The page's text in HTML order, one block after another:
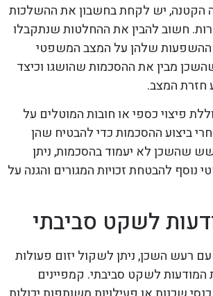
הקטנה, יש לקחת בחשבון את ההשלכות
חשוב להבין את ההחלטות שנתקבלו
שלהן על המצב המשפטי
מבין את ההסכמות שהושגו וכיצד
חזרת המצב.
פיצוי כספי או חובות המוטלים על
ביצוע ההסכמות כדי להבטיח שהן
שהשכן לא יעמוד בהסכמות, ניתן
נוסף להבטחת זכויות המגורים והגנה על
לשקט סביבתי
רעש השכן, ניתן לשקול יזום פעולות
לשקט סביבתי. קמפיינים